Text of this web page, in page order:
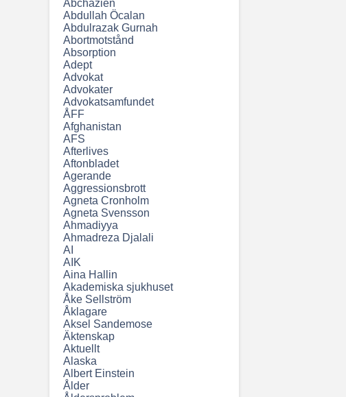
Abchazien
Abdullah Öcalan
Abdulrazak Gurnah
Abortmotstånd
Absorption
Adept
Advokat
Advokater
Advokatsamfundet
ÅFF
Afghanistan
AFS
Afterlives
Aftonbladet
Agerande
Aggressionsbrott
Agneta Cronholm
Agneta Svensson
Ahmadiyya
Ahmadreza Djalali
AI
AIK
Aina Hallin
Akademiska sjukhuset
Åke Sellström
Åklagare
Aksel Sandemose
Äktenskap
Aktuellt
Alaska
Albert Einstein
Ålder